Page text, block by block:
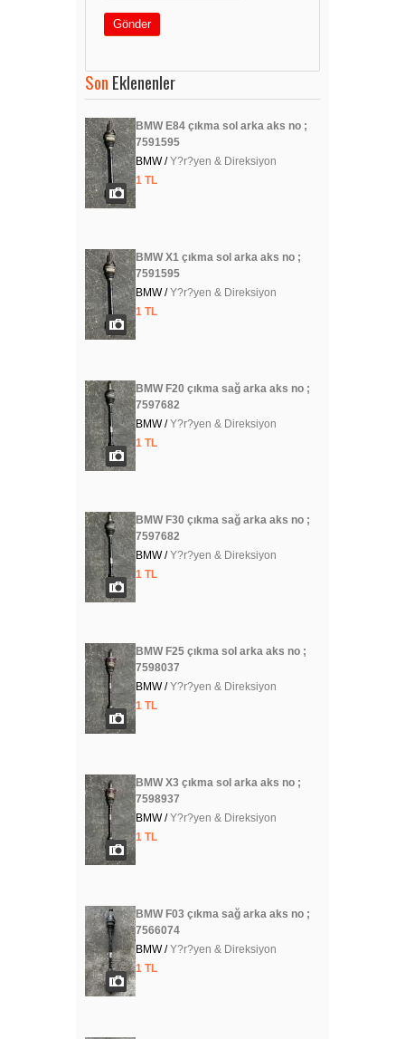
Gönder
Son Eklenenler
BMW E84 çıkma sol arka aks no ;
7591595
BMW /Y?r?yen & Direksiyon
1 TL
BMW X1 çıkma sol arka aks no ;
7591595
BMW /Y?r?yen & Direksiyon
1 TL
BMW F20 çıkma sağ arka aks no ;
7597682
BMW /Y?r?yen & Direksiyon
1 TL
BMW F30 çıkma sağ arka aks no ;
7597682
BMW /Y?r?yen & Direksiyon
1 TL
BMW F25 çıkma sol arka aks no ;
7598037
BMW /Y?r?yen & Direksiyon
1 TL
BMW X3 çıkma sol arka aks no ;
7598937
BMW /Y?r?yen & Direksiyon
1 TL
BMW F03 çıkma sağ arka aks no ;
7566074
BMW /Y?r?yen & Direksiyon
1 TL